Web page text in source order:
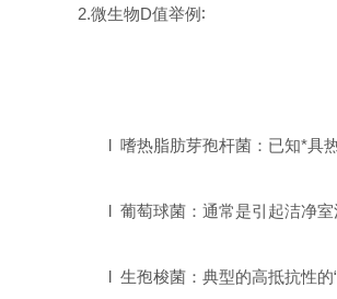
2.微生物D值举例∶
l 嗜热脂肪芽孢杆菌：已知*具
l 葡萄球菌：通常是引起洁净室
l 生孢梭菌：典型的高抵抗性的